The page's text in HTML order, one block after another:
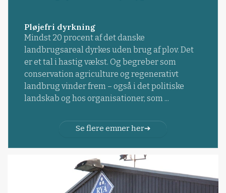
Pløjefri dyrkning
Mindst 20 procent af det danske
landbrugsareal dyrkes uden brug af plov. Det
er et tal i hastig vækst. Og begreber som
conservation agriculture og regenerativt
landbrug vinder frem – også i det politiske
landskab og hos organisationer, som ...
Se flere emner her